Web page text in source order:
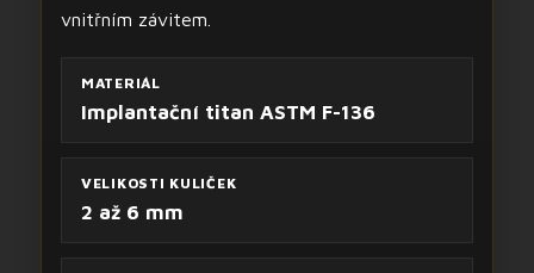
vnitřním závitem.
MATERIÁL
Implantační titan ASTM F-136
VELIKOSTI KULIČEK
2 až 6 mm